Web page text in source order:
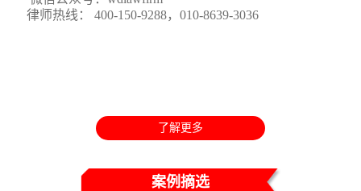
律师热线： 400-150-9288，010-8639-3036
了解更多
案例摘选